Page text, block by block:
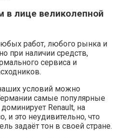
в лице великолепной
работ, любого рынка и
при наличии средств,
сервиса и
условий можно
самые популярные
Renault, на
и это неудивительно, что
задаёт тон в своей стране.